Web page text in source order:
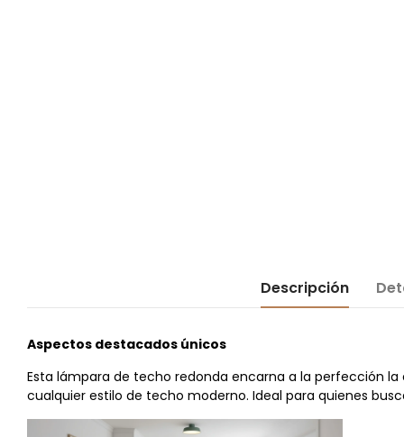
Descripción
Aspectos destacados únicos
Esta lámpara de techo redonda encarna a la perfección
cualquier estilo de techo moderno. Ideal para quienes